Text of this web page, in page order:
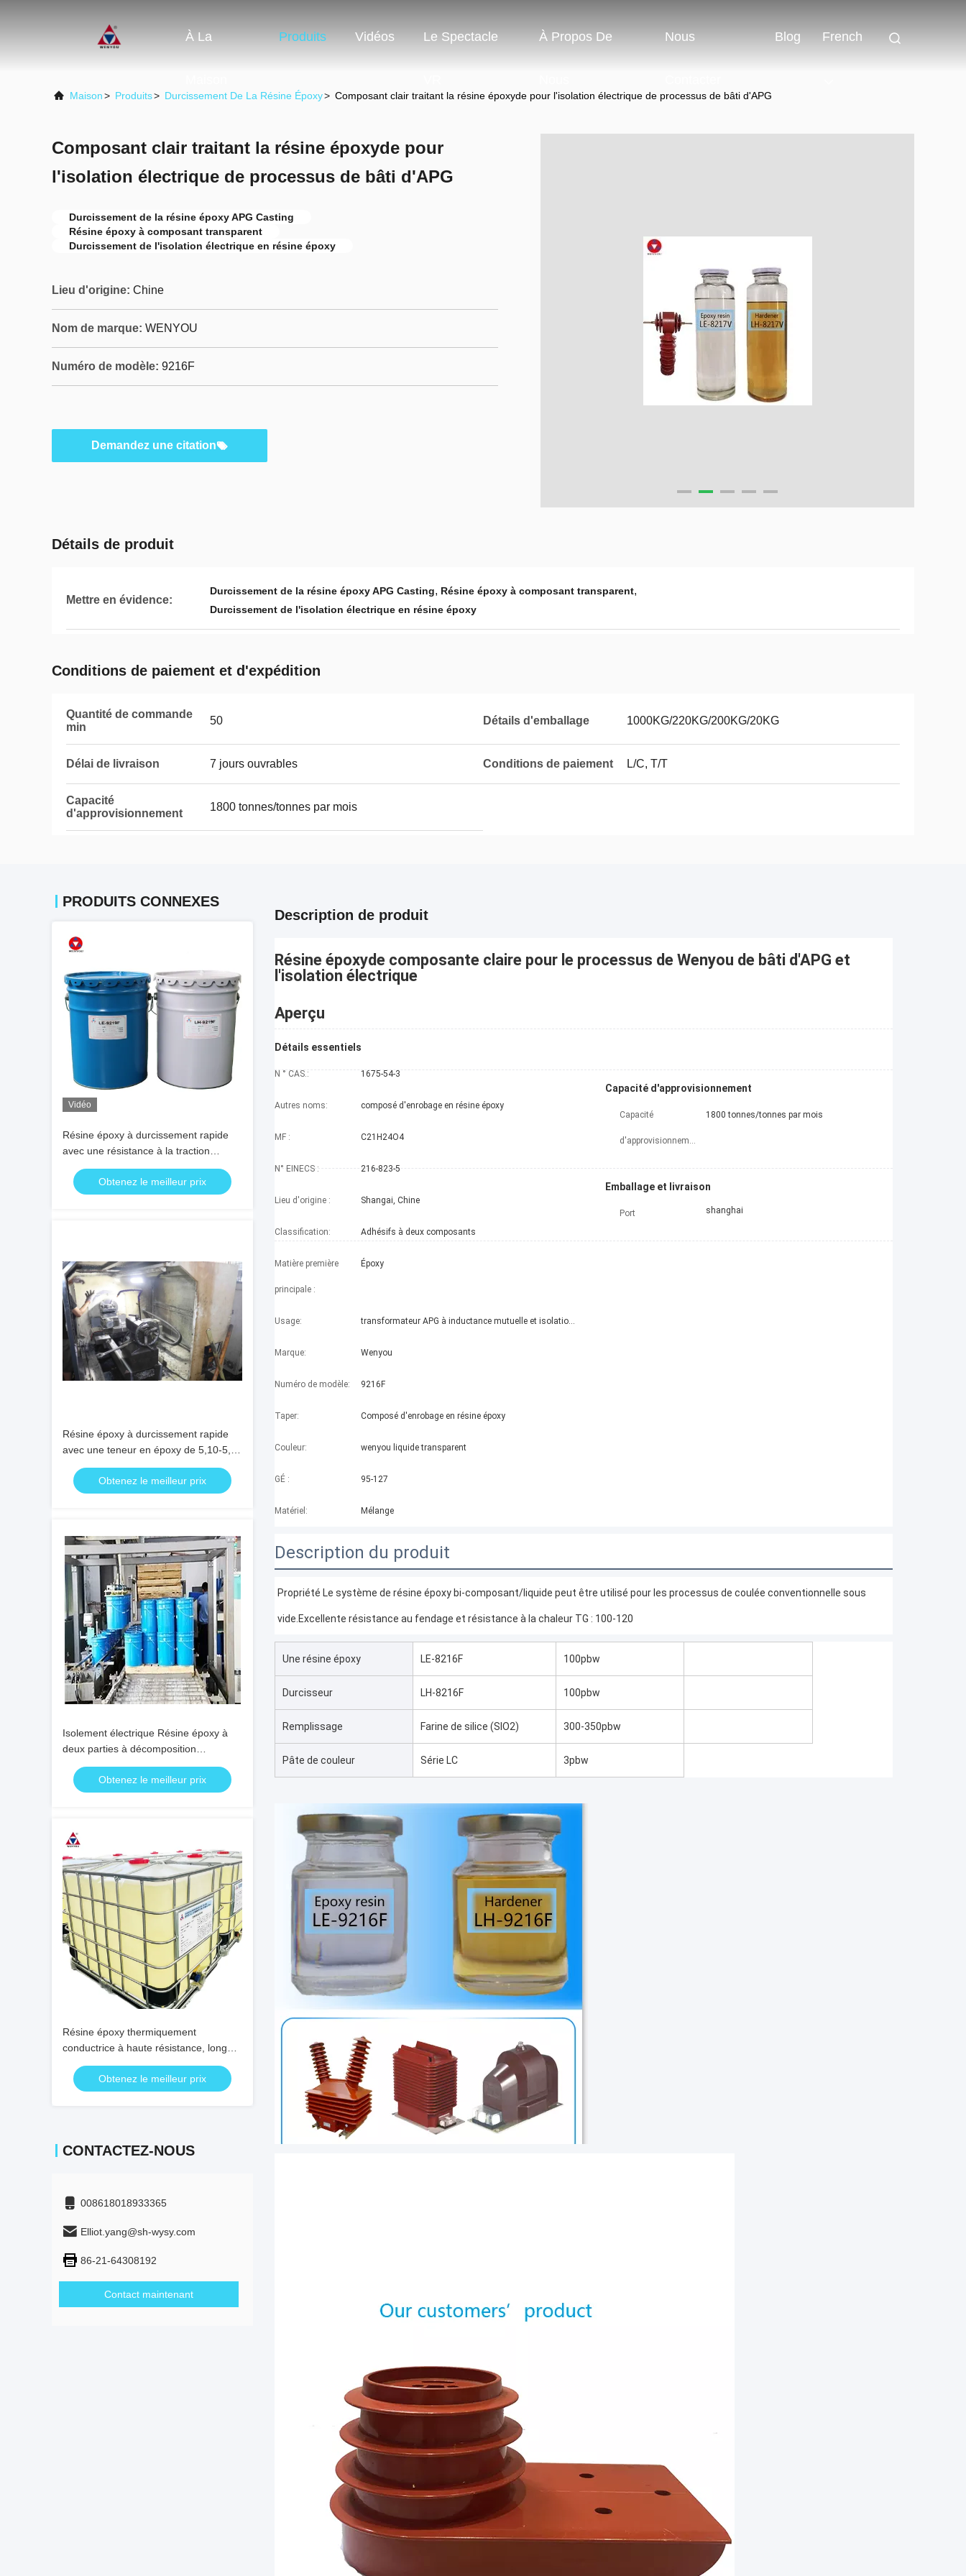
À La Produits Vidéos Le Spectacle À Propos De Nous Blog French
Maison> Produits> Durcissement De La Résine Époxy> Composant clair traitant la résine époxyde pour l'isolation électrique de processus de bâti d'APG
Composant clair traitant la résine époxyde pour
l'isolation électrique de processus de bâti d'APG
Durcissement de la résine époxy APG Casting
Résine époxy à composant transparent
Durcissement de l'isolation électrique en résine époxy
Lieu d'origine: Chine
Nom de marque: WENYOU
Numéro de modèle: 9216F
Demandez une citation
Détails de produit
Mettre en évidence:
Durcissement de la résine époxy APG Casting, Résine époxy à composant transparent,
Durcissement de l'isolation électrique en résine époxy
Conditions de paiement et d'expédition
Quantité de commande
min
50 Détails d'emballage 1000KG/220KG/200KG/20KG
Délai de livraison 7 jours ouvrables Conditions de paiement L/C, T/T
Capacité
d'approvisionnement
1800 tonnes/tonnes par mois
PRODUITS CONNEXES
Vidéo
Résine époxy à durcissement rapide
avec une résistance à la traction
élevée et une résistance aux chocs
thermiques pour l'isolation électrique
Obtenez le meilleur prix
Résine époxy à durcissement rapide
avec une teneur en époxy de 5,10-5,40
et une pression de vapeur ≤0,01 pour
des applications à haute résistance à la
chaleur
Obtenez le meilleur prix
Isolement électrique Résine époxy à
deux parties à décomposition
thermique > 320°C et durée de vie de
30 minutes pour les transformateurs
haute tension
Obtenez le meilleur prix
Résine époxy thermiquement
conductrice à haute résistance, longue
durée de vie et performances
d'isolation élevées pour CT PT
Obtenez le meilleur prix
CONTACTEZ-NOUS
008618018933365
Elliot.yang@sh-wysy.com
86-21-64308192
Contact maintenant
Description de produit
Résine époxyde composante claire pour le processus de Wenyou de bâti d'APG et
l'isolation électrique
Aperçu
Détails essentiels
N ° CAS.: 1675-54-3
Autres noms: composé d'enrobage en résine époxy
MF : C21H24O4
N° EINECS : 216-823-5
Lieu d'origine : Shangai, Chine
Classification: Adhésifs à deux composants
Matière première
principale :
Époxy
Usage: transformateur APG à inductance mutuelle et isolation électrique
Marque: Wenyou
Numéro de modèle: 9216F
Taper: Composé d'enrobage en résine époxy
Couleur: wenyou liquide transparent
GÉ : 95-127
Matériel: Mélange
Capacité d'approvisionnement
Capacité
d'approvisionnement
1800 tonnes/tonnes par mois
Emballage et livraison
Port shanghai
Description du produit
Propriété Le système de résine époxy bi-composant/liquide peut être utilisé pour les processus de coulée conventionnelle sous
vide.Excellente résistance au fendage et résistance à la chaleur TG : 100-120
Une résine époxy LE-8216F 100pbw
Durcisseur LH-8216F 100pbw
Remplissage Farine de silice (SIO2) 300-350pbw
Pâte de couleur Série LC 3pbw